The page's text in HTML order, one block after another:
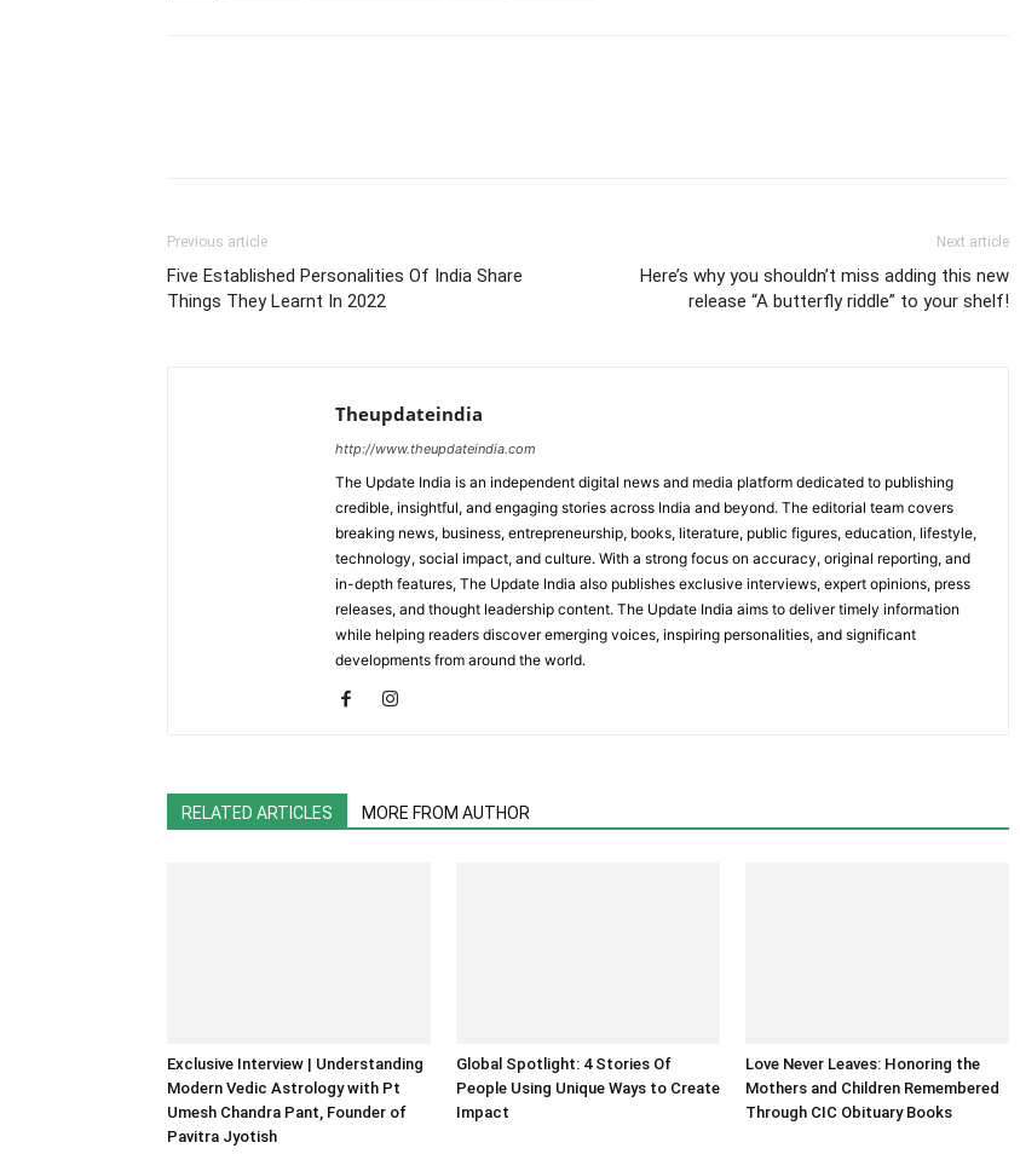
Previous article
Five Established Personalities Of India Share
Things They Learnt In 2022
Next article
Here’s why you shouldn’t miss adding this new
release “A butterfly riddle” to your shelf!
Theupdateindia
http://www.theupdateindia.com
The Update India is an independent digital news and media platform dedicated to publishing
credible, insightful, and engaging stories across India and beyond. The editorial team covers
breaking news, business, entrepreneurship, books, literature, public figures, education, lifestyle,
technology, social impact, and culture. With a strong focus on accuracy, original reporting, and
in-depth features, The Update India also publishes exclusive interviews, expert opinions, press
releases, and thought leadership content. The Update India aims to deliver timely information
while helping readers discover emerging voices, inspiring personalities, and significant
developments from around the world.
RELATED ARTICLES MORE FROM AUTHOR
Exclusive Interview | Understanding
Modern Vedic Astrology with Pt
Umesh Chandra Pant, Founder of
Pavitra Jyotish
Global Spotlight: 4 Stories Of
People Using Unique Ways to Create
Impact
Love Never Leaves: Honoring the
Mothers and Children Remembered
Through CIC Obituary Books